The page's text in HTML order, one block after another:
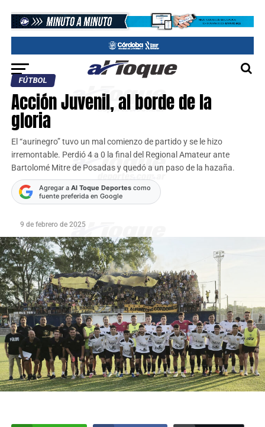
FÚTBOL
Acción Juvenil, al borde de la
gloria
El “aurinegro” tuvo un mal comienzo de partido y se le hizo
irremontable. Perdió 4 a 0 la final del Regional Amateur ante
Bartolomé Mitre de Posadas y quedó a un paso de la hazaña.
Agregar a Al Toque Deportescomo
fuente preferida en Google
9 de febrero de 2025